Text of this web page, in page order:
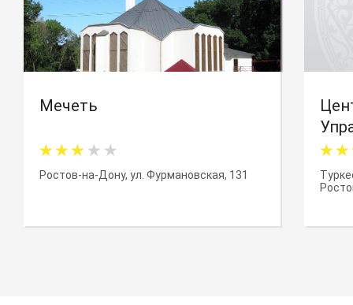
Мечеть
Ростов-на-Дону, ул. Фурмановская, 131